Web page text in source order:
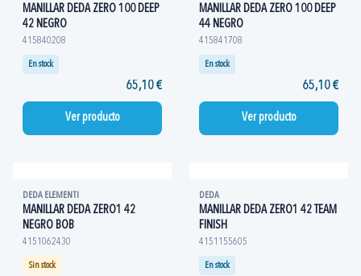
MANILLAR DEDA ZERO 100 DEEP
42 NEGRO
415840208
En stock
65,10 €
Ver producto
MANILLAR DEDA ZERO 100 DEEP
44 NEGRO
415841708
En stock
65,10 €
Ver producto
DEDA ELEMENTI
MANILLAR DEDA ZERO1 42
NEGRO BOB
4151062430
Sin stock
DEDA
MANILLAR DEDA ZERO1 42 TEAM
FINISH
4151155605
En stock